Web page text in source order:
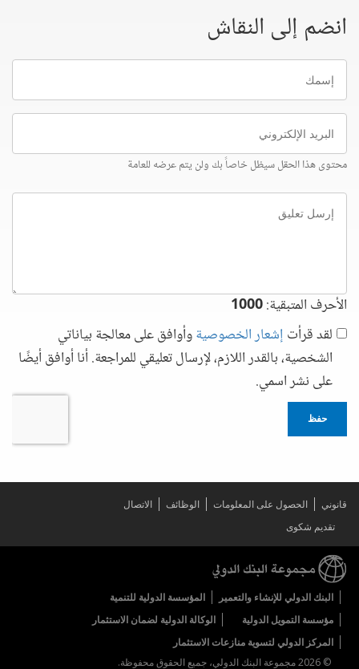
انضم إلى النقاش
إسمك
البريد
الإلكتروني
محتوى هذا الحقل سيظل خاصاً بك ولن يتم عرضه للعامة
إرسل
تعليق
الأحرف المتبقية:1000
لقد قرأت إشعار الخصوصيةوأوافق على معالجة بياناتي
الشخصية، بالقدر اللازم، لإرسال تعليقي للمراجعة. أنا أوافق أيضًا
على نشر اسمي.
حفظ
قانوني الحصول على المعلومات الوظائف
الاتصال
تقديم شكوى
البنك الدولي للإنشاء والتعمير
المؤسسة الدولية للتنمية
مؤسسة التمويل الدولية
الوكالة الدولية لضمان الاستثمار
المركز الدولي لتسوية منازعات الاستثمار
© 2026 مجموعة البنك الدولي، جميع الحقوق محفوظة.